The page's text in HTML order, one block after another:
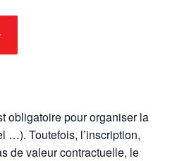
obligatoire pour organiser la
…). Toutefois, l’inscription,
de valeur contractuelle, le